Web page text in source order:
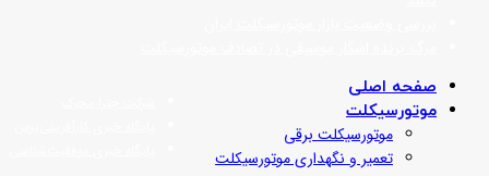
صفحه اصلی
موتورسیکلت
موتورسیکلت برقی
تعمیر و نگهداری موتورسیکلت